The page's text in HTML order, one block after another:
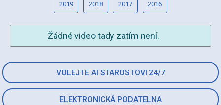
VOLEJTE AI STAROSTOVI 24/7
ELEKTRONICKÁ PODATELNA
2019 2018 2017 2016
Žádné video tady zatím není.